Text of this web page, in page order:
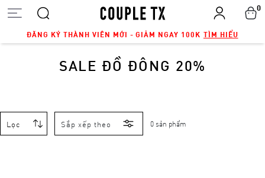
ĐĂNG KÝ THÀNH VIÊN MỚI - GIẢM NGAY 100K TÌM HIỂU
0
SALE ĐỒ ĐÔNG 20%
Lọc Sắp xếp theo 0 sản phẩm